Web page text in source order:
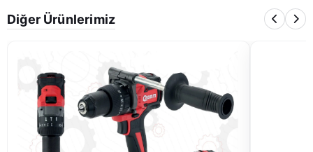
Diğer Ürünlerimiz